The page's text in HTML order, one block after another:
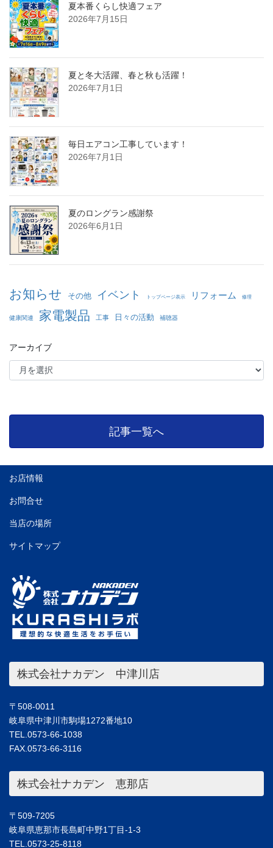
夏本番くらし快適フェア
2026年7月15日
夏と冬大活躍、春と秋も活躍！
2026年7月1日
毎日エアコン工事しています！
2026年7月1日
夏のロングラン感謝祭
2026年6月1日
お知らせ その他 イベント トップページ表示 リフォーム 修理
健康関連 家電製品 工事 日々の活動 補聴器
アーカイブ
記事一覧へ
お店情報
お問合せ
当店の場所
サイトマップ
株式会社ナカデン 中津川店
〒508-0011
岐阜県中津川市駒場1272番地10
TEL.0573-66-1038
FAX.0573-66-3116
株式会社ナカデン 恵那店
〒509-7205
岐阜県恵那市長島町中野1丁目-1-3
TEL.0573-25-8118